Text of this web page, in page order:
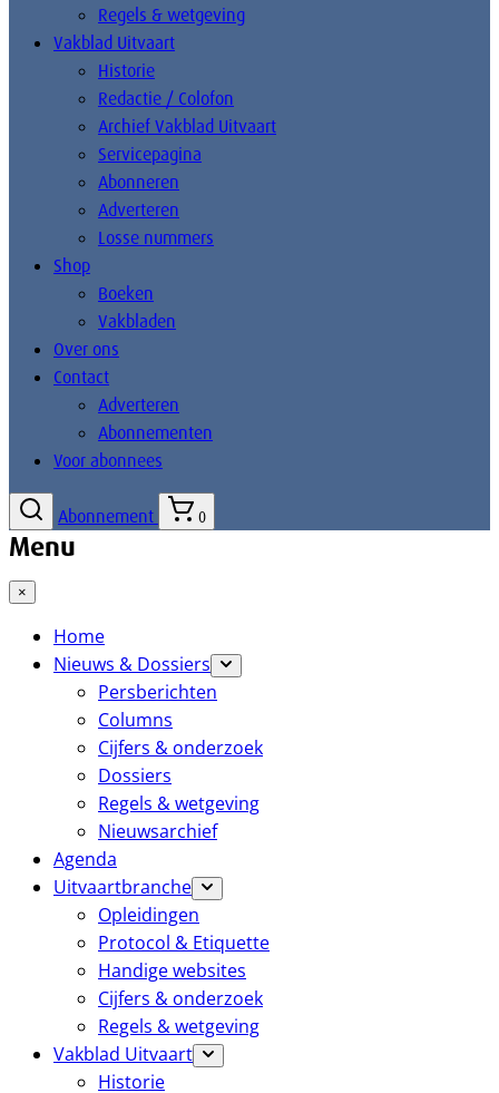
Regels & wetgeving
Vakblad Uitvaart
Historie
Redactie / Colofon
Archief Vakblad Uitvaart
Servicepagina
Abonneren
Adverteren
Losse nummers
Shop
Boeken
Vakbladen
Over ons
Contact
Adverteren
Abonnementen
Voor abonnees
Abonnement 0
Menu
×
Home
Nieuws & Dossiers
Persberichten
Columns
Cijfers & onderzoek
Dossiers
Regels & wetgeving
Nieuwsarchief
Agenda
Uitvaartbranche
Opleidingen
Protocol & Etiquette
Handige websites
Cijfers & onderzoek
Regels & wetgeving
Vakblad Uitvaart
Historie